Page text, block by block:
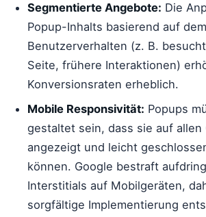
Segmentierte Angebote: Die
Popup-Inhalts basierend auf dem
Benutzerverhalten (z. B.
Seite, frühere Interaktionen)
Konversionsraten erheblich.
Mobile Responsivität: Popups
gestaltet sein, dass sie auf allen
angezeigt und leicht
können. Google bestraft
Interstitials auf Mobilgeräten,
sorgfältige Implementierung